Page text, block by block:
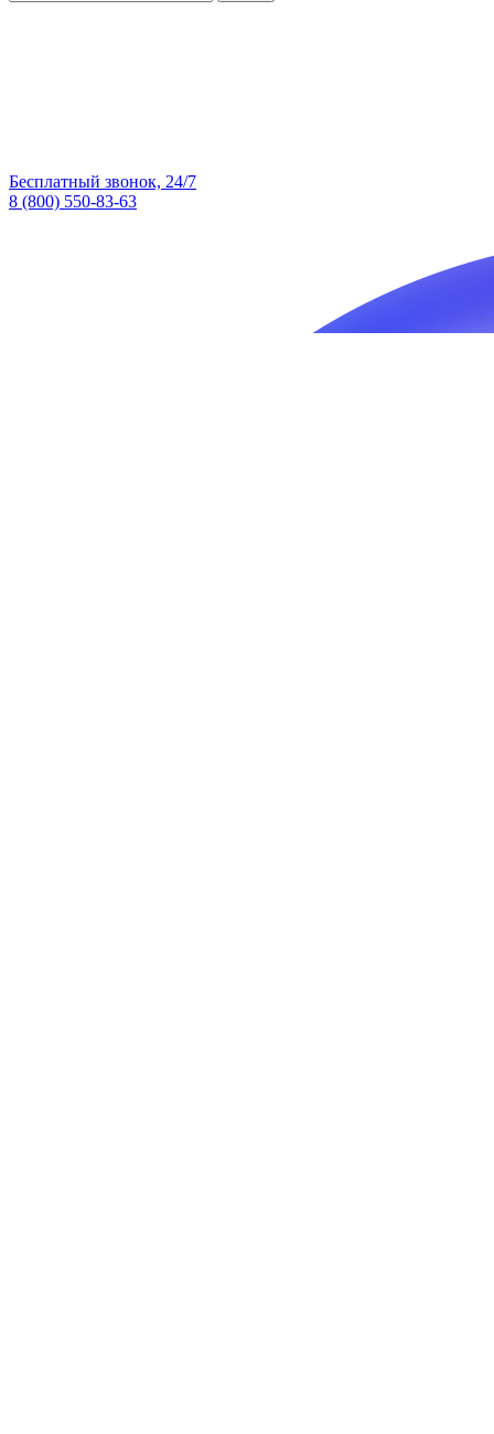
Бесплатный звонок, 24/7
8 (800) 550-83-63